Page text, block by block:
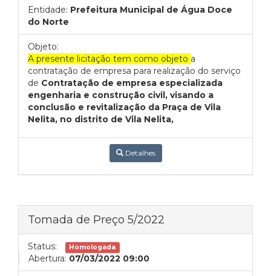
Entidade: Prefeitura Municipal de Água Doce
do Norte
Objeto:
A presente licitação tem como objeto a
contratação de empresa para realização do serviço
de Contratação de empresa especializada
engenharia e construção civil, visando a
conclusão e revitalização da Praça de Vila
Nelita, no distrito de Vila Nelita,
Detalhes
Tomada de Preço 5/2022
Status: Homologada
Abertura: 07/03/2022 09:00